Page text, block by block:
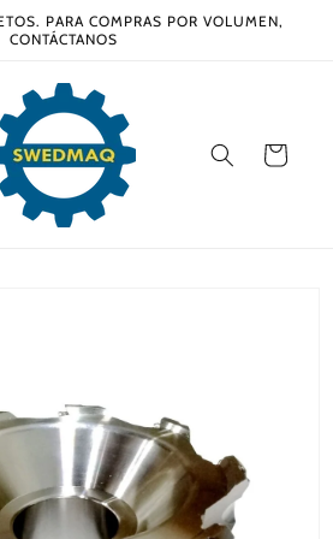
PARA COMPRAS POR VOLUMEN,
CONTÁCTANOS
Carrito